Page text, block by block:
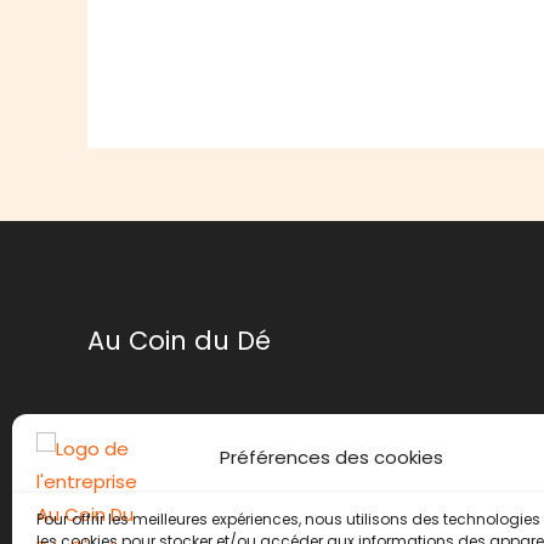
Préférences des cookies
Pour offrir les meilleures expériences, nous utilisons des
Au Coin du Dé
Conditions générales de ventes
Politique de retour
Contact